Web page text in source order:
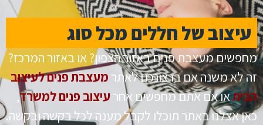
עיצוב של חללים מכל סוג
מחפשים מעצבת פנים באזור הצפון? או באזור המרכז?
זה לא משנה אם ברצונכם לאתר מעצבת פנים לעיצוב
הביתאו אם אתם מחפשים אחר עיצוב פנים למשרד,
כאן אצלנו באתר תוכלו לקבל מענה לכל בקשה ובקשה.